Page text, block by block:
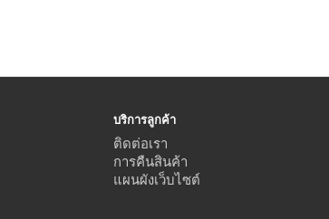
บริการลูกค้า
ติดต่อเรา
การคืนสินค้า
แผนผังเว็บไซต์